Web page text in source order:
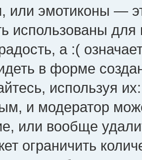
или эмотиконы —
использованы
а :(
в форме
используя
и модератор
или вообще
ограничить